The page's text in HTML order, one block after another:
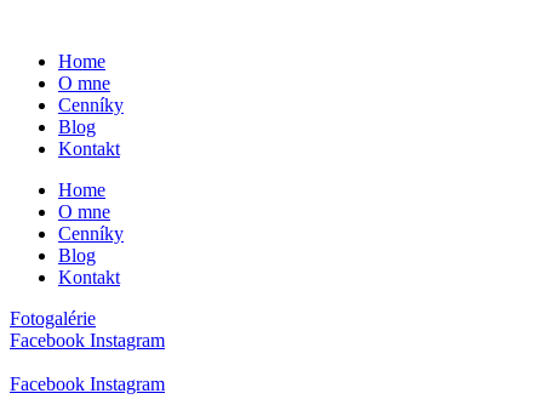
obsah
Home
O mne
Cenníky
Blog
Kontakt
Home
O mne
Cenníky
Blog
Kontakt
Fotogalérie
Facebook Instagram
Facebook Instagram